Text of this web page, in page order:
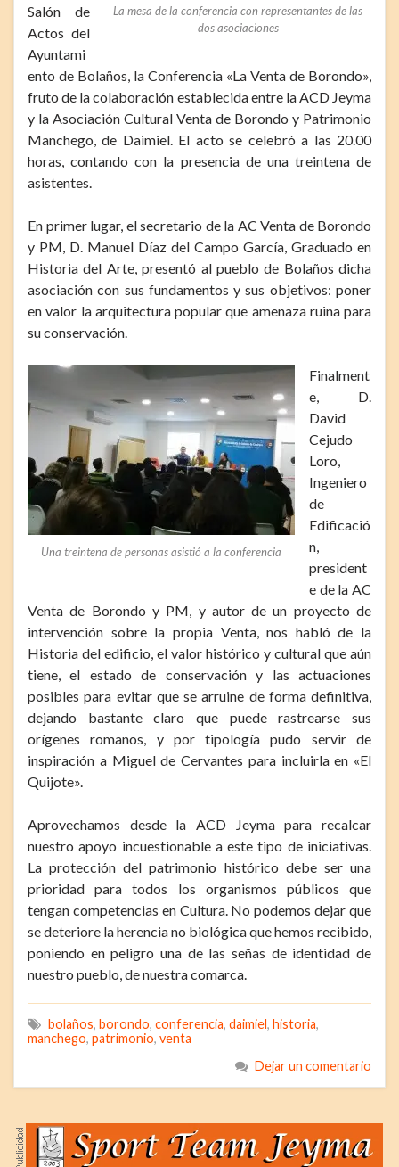
La mesa de la conferencia con representantes de las
dos asociaciones
Salón de
Actos del
Ayuntami
ento de Bolaños, la Conferencia «La Venta de Borondo»,
fruto de la colaboración establecida entre la ACD Jeyma
y la Asociación Cultural Venta de Borondo y Patrimonio
Manchego, de Daimiel. El acto se celebró a las 20.00
horas, contando con la presencia de una treintena de
asistentes.
En primer lugar, el secretario de la AC Venta de Borondo
y PM, D. Manuel Díaz del Campo García, Graduado en
Historia del Arte, presentó al pueblo de Bolaños dicha
asociación con sus fundamentos y sus objetivos: poner
en valor la arquitectura popular que amenaza ruina para
su conservación.
Una treintena de personas asistió a la conferencia
Finalment
e, D.
David
Cejudo
Loro,
Ingeniero
de
Edificació
n,
president
e de la AC
Venta de Borondo y PM, y autor de un proyecto de
intervención sobre la propia Venta, nos habló de la
Historia del edificio, el valor histórico y cultural que aún
tiene, el estado de conservación y las actuaciones
posibles para evitar que se arruine de forma definitiva,
dejando bastante claro que puede rastrearse sus
orígenes romanos, y por tipología pudo servir de
inspiración a Miguel de Cervantes para incluirla en «El
Quijote».
Aprovechamos desde la ACD Jeyma para recalcar
nuestro apoyo incuestionable a este tipo de iniciativas.
La protección del patrimonio histórico debe ser una
prioridad para todos los organismos públicos que
tengan competencias en Cultura. No podemos dejar que
se deteriore la herencia no biológica que hemos recibido,
poniendo en peligro una de las señas de identidad de
nuestro pueblo, de nuestra comarca.
bolaños, borondo, conferencia, daimiel, historia,
manchego, patrimonio, venta
Dejar un comentario